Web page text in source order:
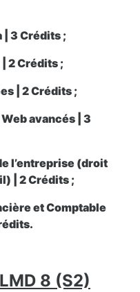
| 3 Crédits ;
2 Crédits ;
| 2 Crédits ;
avancés | 3
l’entreprise (droit
| 2 Crédits ;
et Comptable
8 (S2)